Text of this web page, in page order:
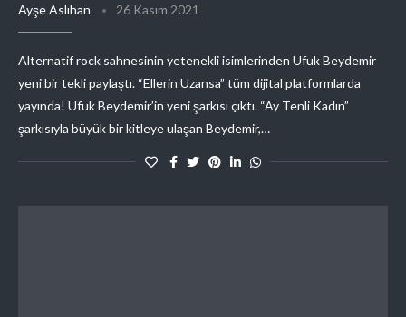
Ayşe Aslıhan 26 Kasım 2021
Alternatif rock sahnesinin yetenekli isimlerinden Ufuk Beydemir
yeni bir tekli paylaştı. “Ellerin Uzansa” tüm dijital platformlarda
yayında! Ufuk Beydemir’in yeni şarkısı çıktı. “Ay Tenli Kadın”
şarkısıyla büyük bir kitleye ulaşan Beydemir,…